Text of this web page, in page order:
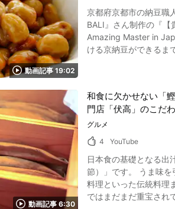
焼きとは 画像引用 :YouTube screenshot 伊賀牛の老舗「金谷 本店」は、4代にわたって伊賀牛を生産する生産者の和食屋です。 「金谷」のメ
ニューは、ランチ・デ
イレクトに伝わる炭火
「金谷 本店」ではベ
特製のタレをからめて
すよ。
動画記事 19:02
京都府京都市の納豆職
BALI』さん制作の『
Amazing Master in
ける京納豆ができるまでの過程をまずは、動画でご
たときに皮が口に残り
せん。また、旨味が強いため
ん、ほうれん草と白和
う）の原料として使用されています。 赤大豆納豆「京納豆」は職人が手間をかけて作り
京都を代表する納豆メ
豆鑑評会で5年連続優秀
は、職人が手洗いすることか
す。動画では藤原食品
熱が冷めないうちにパ
動画記事 6:30
和食に欠かせない「
門店「伏高」のこだ
グルメ
4
YouTube
日本食の基礎となる出汁を紹介 こちらの動画は「ANA Global Channel」が公開した「KATSUOBUSHI - IS
節）」です。 うま味を引き出す食材として定番なのが鰹節。 ランチにおかかのおにぎりや冷奴、京都のおばんざいなどの郷土料理、そしてお節
料理といった伝統料理
ではまだまだ重宝され